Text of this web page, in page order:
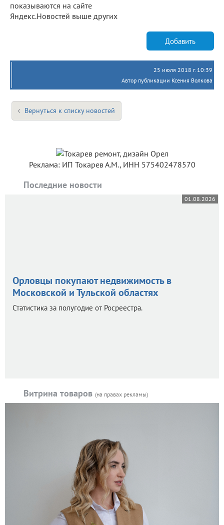
показываются на сайте
Яндекс.Новостей выше других
Добавить
25 июля 2018 г. 10:39
Автор публикации Ксения Волкова
Вернуться к списку новостей
Реклама: ИП Токарев А.М., ИНН 575402478570
Последние новости
01.08.2026
Орловцы покупают недвижимость в
Московской и Тульской областях
Статистика за полугодие от Росреестра.
Витрина товаров (на правах рекламы)